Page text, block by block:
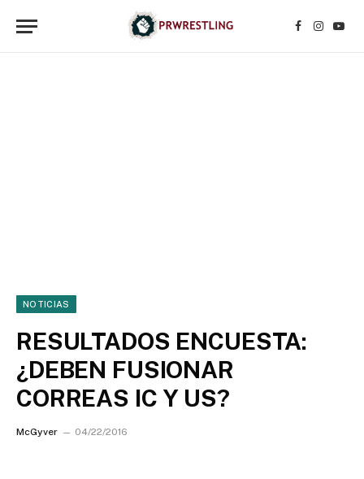
Facebook
NOTICIAS
RESULTADOS ENCUESTA:
¿DEBEN FUSIONAR
CORREAS IC Y US?
McGyver 04/22/2016